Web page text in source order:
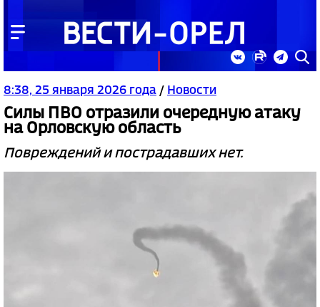
8:38, 25 января 2026 года / Новости
Силы ПВО отразили очередную атаку
на Орловскую область
Повреждений и пострадавших нет.